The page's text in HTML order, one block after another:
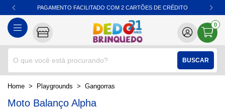
BUSCAR
0
PAGAMENTO FACILITADO COM 2 CARTÕES DE CRÉDITO
home Playgrounds gangorras
Moto Balanço Alpha